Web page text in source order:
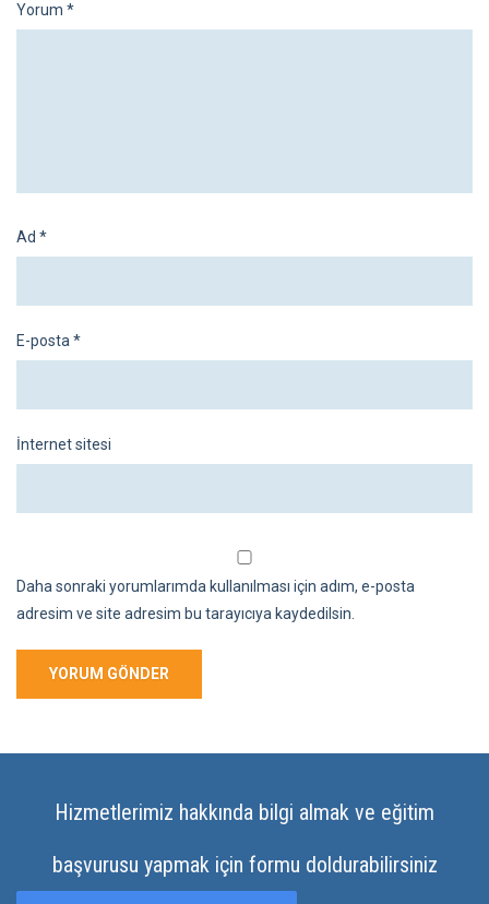
Yorum *
Ad *
E-posta *
İnternet sitesi
Daha sonraki yorumlarımda kullanılması için adım, e-posta
adresim ve site adresim bu tarayıcıya kaydedilsin.
Hizmetlerimiz hakkında bilgi almak ve eğitim
başvurusu yapmak için formu doldurabilirsiniz